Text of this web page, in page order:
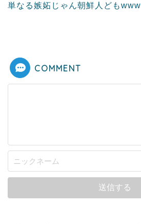
単なる嫉妬じゃん朝鮮人どもwww
COMMENT